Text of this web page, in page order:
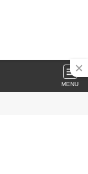
MENU